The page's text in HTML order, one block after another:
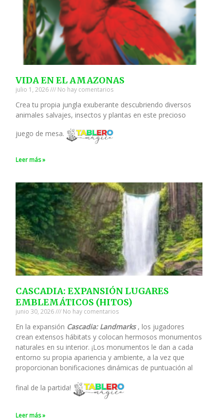
VIDA EN EL AMAZONAS
julio 1, 2026 No hay comentarios
Crea tu propia jungla exuberante descubriendo diversos
animales salvajes, insectos y plantas en este precioso
juego de mesa.
Leer más »
CASCADIA: EXPANSIÓN LUGARES
EMBLEMÁTICOS (HITOS)
junio 30, 2026 No hay comentarios
En la expansión Cascadia: Landmarks, los jugadores
crean extensos hábitats y colocan hermosos monumentos
naturales en su interior. ¡Los monumentos le dan a cada
entorno su propia apariencia y ambiente, a la vez que
proporcionan bonificaciones dinámicas de puntuación al
final de la partida!
Leer más »